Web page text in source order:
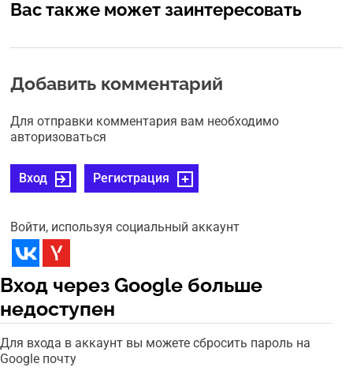
Вас также может заинтересовать
Добавить комментарий
Для отправки комментария вам необходимо
авторизоваться
Вход Регистрация
Войти, используя социальный аккаунт
Вход через Google больше
недоступен
Для входа в аккаунт вы можете сбросить пароль на
Google почту